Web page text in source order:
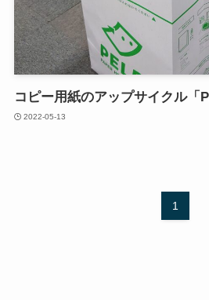
コピー用紙のアップサイクル「
2022-05-13
1